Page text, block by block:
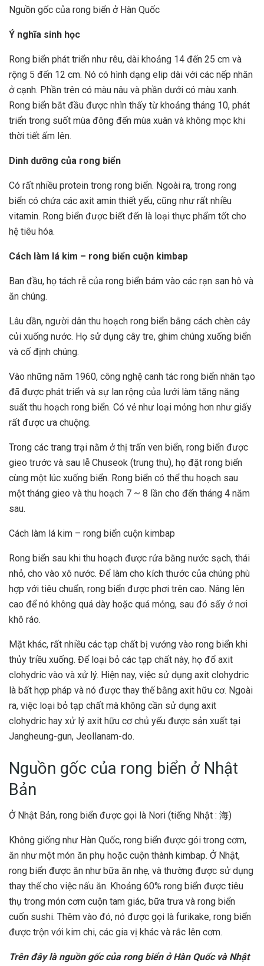
Nguồn gốc của rong biển ở Hàn Quốc
Ý nghĩa sinh học
Rong biển phát triển như rêu, dài khoảng 14 đến 25 cm và
rộng 5 đến 12 cm. Nó có hình dạng elip dài với các nếp nhăn
ở cạnh. Phần trên có màu nâu và phần dưới có màu xanh.
Rong biển bắt đầu được nhìn thấy từ khoảng tháng 10, phát
triển trong suốt mùa đông đến mùa xuân và không mọc khi
thời tiết ấm lên.
Dinh dưỡng của rong biển
Có rất nhiều protein trong rong biển. Ngoài ra, trong rong
biển có chứa các axit amin thiết yếu, cũng như rất nhiều
vitamin. Rong biển được biết đến là loại thực phẩm tốt cho
hệ tiêu hóa.
Cách làm lá kim – rong biển cuộn kimbap
Ban đầu, họ tách rễ của rong biển bám vào các rạn san hô và
ăn chúng.
Lâu dần, người dân thu hoạch rong biển bằng cách chèn cây
củi xuống nước. Họ sử dụng cây tre, ghim chúng xuống biển
và cố định chúng.
Vào những năm 1960, công nghệ canh tác rong biển nhân tạo
đã được phát triển và sự lan rộng của lưới làm tăng năng
suất thu hoạch rong biển. Có vẻ như loại mỏng hơn như giấy
rất được ưa chuộng.
Trong các trang trại nằm ở thị trấn ven biển, rong biển được
gieo trước và sau lễ Chuseok (trung thu), họ đặt rong biển
cùng một lúc xuống biển. Rong biển có thể thu hoạch sau
một tháng gieo và thu hoạch 7 ~ 8 lần cho đến tháng 4 năm
sau.
Cách làm lá kim – rong biển cuộn kimbap
Rong biển sau khi thu hoạch được rửa bằng nước sạch, thái
nhỏ, cho vào xô nước. Để làm cho kích thước của chúng phù
hợp với tiêu chuẩn, rong biển được phơi trên cao. Nâng lên
cao để nó không quá dày hoặc quá mỏng, sau đó sấy ở nơi
khô ráo.
Mặt khác, rất nhiều các tạp chất bị vướng vào rong biển khi
thủy triều xuống. Để loại bỏ các tạp chất này, họ đổ axit
clohydric vào và xử lý. Hiện nay, việc sử dụng axit clohydric
là bất hợp pháp và nó được thay thế bằng axit hữu cơ. Ngoài
ra, việc loại bỏ tạp chất mà không cần sử dụng axit
clohydric hay xử lý axit hữu cơ chủ yếu được sản xuất tại
Jangheung-gun, Jeollanam-do.
Nguồn gốc của rong biển ở Nhật
Bản
Ở Nhật Bản, rong biển được gọi là Nori (tiếng Nhật : 海)
Không giống như Hàn Quốc, rong biển được gói trong cơm,
ăn như một món ăn phụ hoặc cuộn thành kimbap. Ở Nhật,
rong biển được ăn như bữa ăn nhẹ, và thường được sử dụng
thay thế cho việc nấu ăn. Khoảng 60% rong biển được tiêu
thụ trong món cơm cuộn tam giác, bữa trưa và rong biển
cuốn sushi. Thêm vào đó, nó được gọi là furikake, rong biển
được trộn với kim chi, các gia vị khác và rắc lên cơm.
Trên đây là nguồn gốc của rong biển ở Hàn Quốc và Nhật